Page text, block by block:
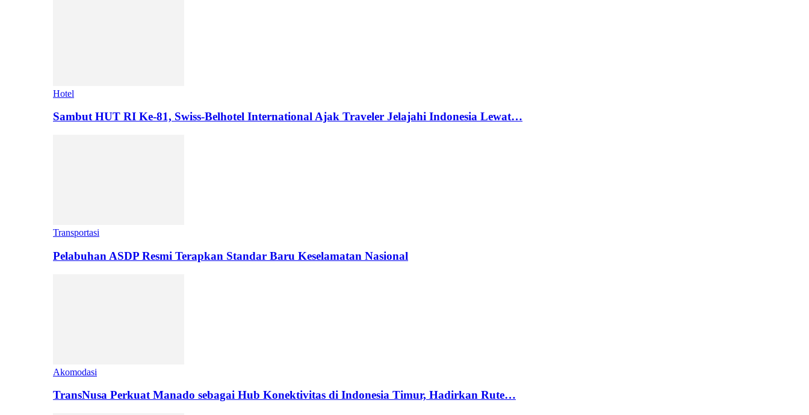
Hotel
Sambut HUT RI Ke-81, Swiss-Belhotel International Ajak Traveler Jelajahi Indonesia Lewat…
Transportasi
Pelabuhan ASDP Resmi Terapkan Standar Baru Keselamatan Nasional
Akomodasi
TransNusa Perkuat Manado sebagai Hub Konektivitas di Indonesia Timur, Hadirkan Rute…